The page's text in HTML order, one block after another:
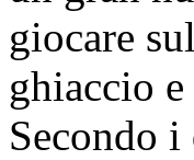
giocare
ghiaccio
Secondo